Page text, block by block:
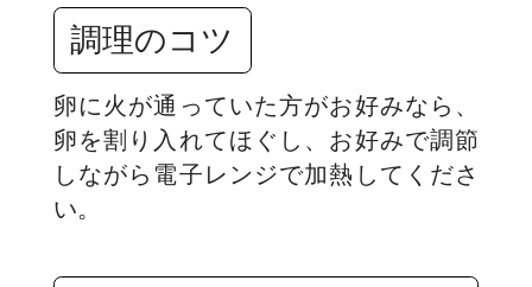
調理のコツ
卵に火が通っていた方がお好みなら、
卵を割り入れてほぐし、お好みで調節
しながら電子レンジで加熱してくださ
い。